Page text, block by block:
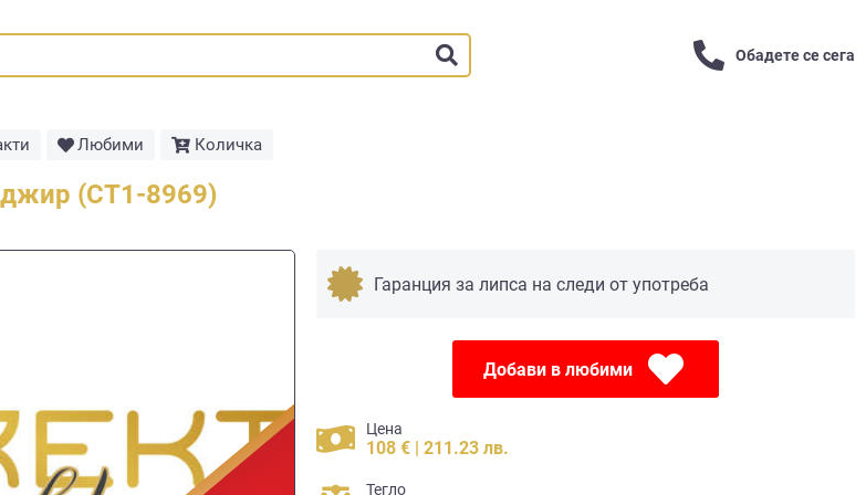
Обадете се сега
Любими Количка
(СТ1-8969)
Гаранция за липса на следи от употреба
Добави в любими
Цена
108 € | 211.23 лв.
Тегло